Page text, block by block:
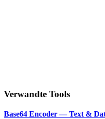
Verwandte Tools
Base64 Encoder — Text &